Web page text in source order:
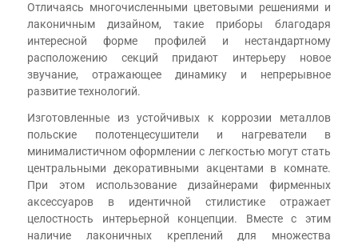
Отличаясь многочисленными цветовыми решениями и
лаконичным дизайном, такие приборы благодаря
интересной форме профилей и нестандартному
расположению секций придают интерьеру новое
звучание, отражающее динамику и непрерывное
развитие технологий.
Изготовленные из устойчивых к коррозии металлов
польские полотенцесушители и нагреватели в
минималистичном оформлении с легкостью могут стать
центральными декоративными акцентами в комнате.
При этом использование дизайнерами фирменных
аксессуаров в идентичной стилистике отражает
целостность интерьерной концепции. Вместе с этим
наличие лаконичных креплений для множества